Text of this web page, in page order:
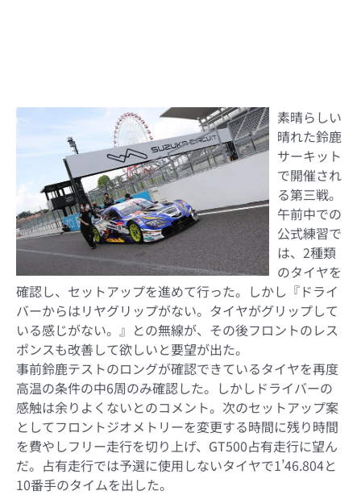
素晴らしい
晴れた鈴鹿
サーキット
で開催され
る第三戦。
午前中での
公式練習で
は、2種類
のタイヤを
確認し、セットアップを進めて行った。しかし『ドライ
バーからはリヤグリップがない。タイヤがグリップして
いる感じがない。』との無線が、その後フロントのレス
ポンスも改善して欲しいと要望が出た。
事前鈴鹿テストのロングが確認できているタイヤを再度
高温の条件の中6周のみ確認した。しかしドライバーの
感触は余りよくないとのコメント。次のセットアップ案
としてフロントジオメトリーを変更する時間に残り時間
を費やしフリー走行を切り上げ、GT500占有走行に望ん
だ。占有走行では予選に使用しないタイヤで1’46.804と
10番手のタイムを出した。